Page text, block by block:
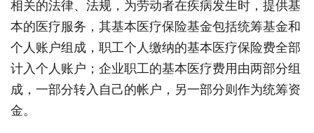
相关的法律、法规，为劳动者在疾病发生时，提供基
本的医疗服务，其基本医疗保险基金包括统筹基金和
个人账户组成，职工个人缴纳的基本医疗保险费全部
计入个人账户；企业职工的基本医疗费用由两部分组
成，一部分转入自己的帐户，另一部分则作为统筹资
金。